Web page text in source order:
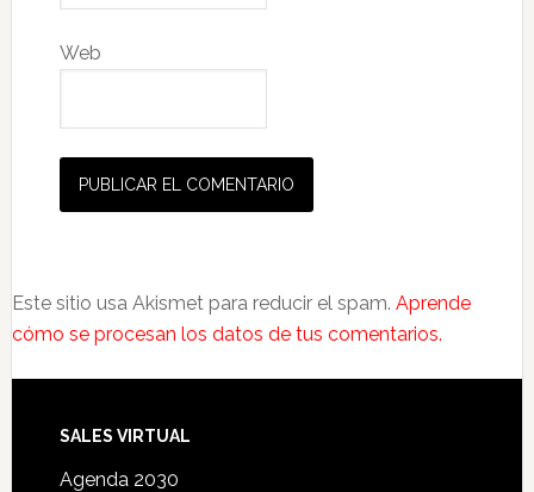
Web
Este sitio usa Akismet para reducir el spam. Aprende
cómo se procesan los datos de tus comentarios.
SALES VIRTUAL
Agenda 2030